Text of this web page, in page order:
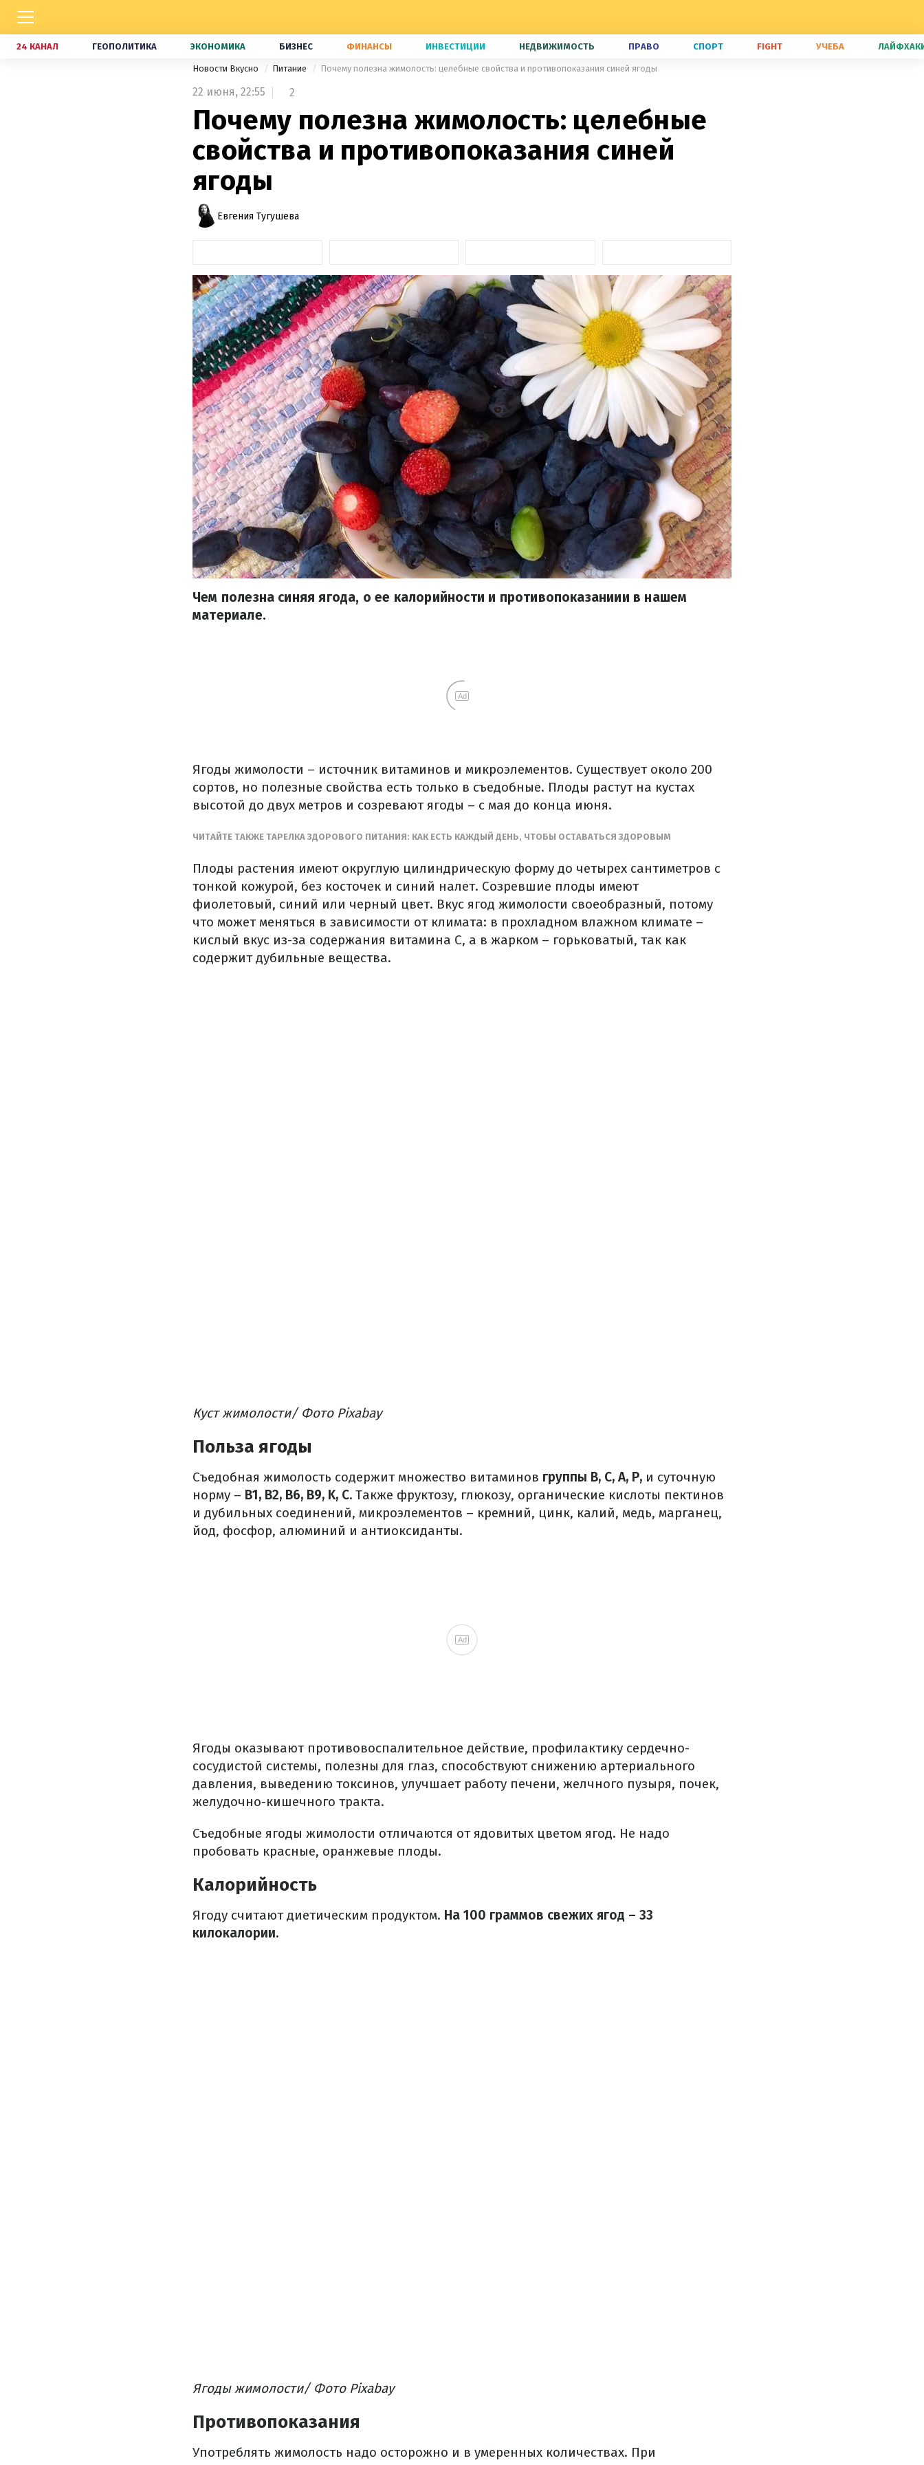
24 КАНАЛ ГЕОПОЛИТИКА ЭКОНОМИКА БИЗНЕС ФИНАНСЫ ИНВЕСТИЦИИ НЕДВИЖИМОСТЬ ПРАВО СПОРТ FIGHT УЧЕБА
Новости Вкусно Питание Почему полезна жимолость: целебные свойства и противопоказания синей ягоды
22 июня, 22:55 2
Почему полезна жимолость: целебные
свойства и противопоказания синей
ягоды
Евгения Тугушева
Чем полезна синяя ягода, о ее калорийности и противопоказаниии в нашем
материале.
Ad
Ягоды жимолости – источник витаминов и микроэлементов. Существует около 200
сортов, но полезные свойства есть только в съедобные. Плоды растут на кустах
высотой до двух метров и созревают ягоды – с мая до конца июня.
ЧИТАЙТЕ ТАКЖЕ ТАРЕЛКА ЗДОРОВОГО ПИТАНИЯ: КАК ЕСТЬ КАЖДЫЙ ДЕНЬ, ЧТОБЫ ОСТАВАТЬСЯ ЗДОРОВЫМ
Плоды растения имеют округлую цилиндрическую форму до четырех сантиметров с
тонкой кожурой, без косточек и синий налет. Созревшие плоды имеют
фиолетовый, синий или черный цвет. Вкус ягод жимолости своеобразный, потому
что может меняться в зависимости от климата: в прохладном влажном климате –
кислый вкус из-за содержания витамина С, а в жарком – горьковатый, так как
содержит дубильные вещества.
Куст жимолости/ Фото Рixabay
Польза ягоды
Съедобная жимолость содержит множество витаминов группы B, С, А, P, и суточную
норму – B1, B2, B6, B9, K, C. Также фруктозу, глюкозу, органические кислоты пектинов
и дубильных соединений, микроэлементов – кремний, цинк, калий, медь, марганец,
йод, фосфор, алюминий и антиоксиданты.
Ad
Ягоды оказывают противовоспалительное действие, профилактику сердечно-
сосудистой системы, полезны для глаз, способствуют снижению артериального
давления, выведению токсинов, улучшает работу печени, желчного пузыря, почек,
желудочно-кишечного тракта.
Съедобные ягоды жимолости отличаются от ядовитых цветом ягод. Не надо
пробовать красные, оранжевые плоды.
Калорийность
Ягоду считают диетическим продуктом. На 100 граммов свежих ягод – 33
килокалории.
Ягоды жимолости/ Фото Рixabay
Противопоказания
Употреблять жимолость надо осторожно и в умеренных количествах. При